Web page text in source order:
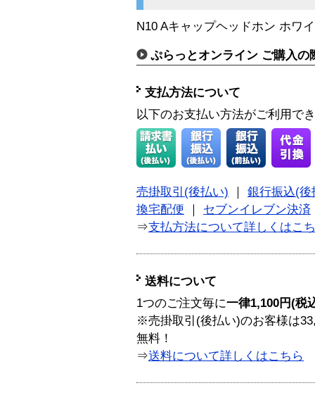
N10 Aキャップヘッドホン ホワ
ぷらっとオンライン ご購入の
支払方法について
以下のお支払い方法がご利用で
売掛取引(後払い)
銀行振込(後
換宅配便
セブンイレブン決済
⇒支払方法について詳しくはこ
送料について
1つのご注文毎に一律1,100円(税
※売掛取引(後払い)のお客様は
無料！
⇒送料について詳しくはこちら